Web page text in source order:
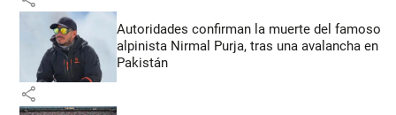
Autoridades confirman la muerte del famoso
alpinista Nirmal Purja, tras una avalancha en
Pakistán
share